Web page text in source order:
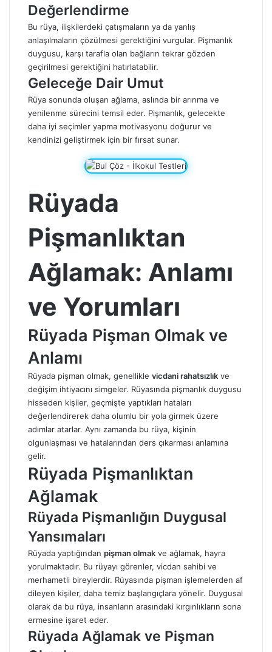
Değerlendirme
Bu rüya, ilişkilerdeki çatışmaların ya da yanlış
anlaşılmaların çözülmesi gerektiğini vurgular. Pişmanlık
duygusu, karşı tarafla olan bağların tekrar gözden
geçirilmesi gerektiğini hatırlatabilir.
Geleceğe Dair Umut
Rüya sonunda oluşan ağlama, aslında bir arınma ve
yenilenme sürecini temsil eder. Pişmanlık, gelecekte
daha iyi seçimler yapma motivasyonu doğurur ve
kendinizi geliştirmek için bir fırsat sunar.
Rüyada
Pişmanlıktan
Ağlamak: Anlamı
ve Yorumları
Rüyada Pişman Olmak ve
Anlamı
Rüyada pişman olmak, genellikle vicdani rahatsızlık ve
değişim ihtiyacını simgeler. Rüyasında pişmanlık duygusu
hisseden kişiler, geçmişte yaptıkları hataları
değerlendirerek daha olumlu bir yola girmek üzere
adımlar atarlar. Aynı zamanda bu rüya, kişinin
olgunlaşması ve hatalarından ders çıkarması anlamına
gelir.
Rüyada Pişmanlıktan
Ağlamak
Rüyada Pişmanlığın Duygusal
Yansımaları
Rüyada yaptığından pişman olmak ve ağlamak, hayra
yorulmaktadır. Bu rüyayı görenler, vicdan sahibi ve
merhametli bireylerdir. Rüyasında pişman işlemelerden af
dileyen kişiler, daha temiz başlangıçlara yönelir. Duygusal
olarak da bu rüya, insanların arasındaki kırgınlıkların sona
ermesine işaret eder.
Rüyada Ağlamak ve Pişman